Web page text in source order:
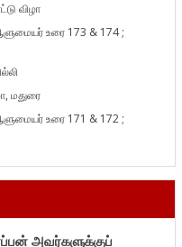
விழா
உரை 173 & 174 ;
மதுரை
உரை 171 & 172 ;
அவர்களுக்குப்